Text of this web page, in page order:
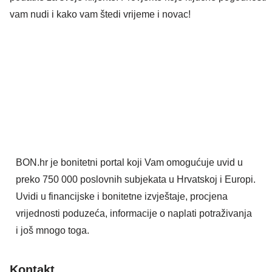
vam nudi i kako vam štedi vrijeme i novac!
BON.hr je bonitetni portal koji Vam omogućuje uvid u
preko 750 000 poslovnih subjekata u Hrvatskoj i Europi.
Uvidi u financijske i bonitetne izvještaje, procjena
vrijednosti poduzeća, informacije o naplati potraživanja
i još mnogo toga.